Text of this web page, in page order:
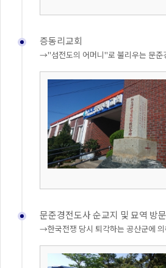
증동리교회
→"섬전도의 어머니"로 불리우는 문준
문준경전도사 순교지 및 묘역 방문
→한국전쟁 당시 퇴각하는 공산군에